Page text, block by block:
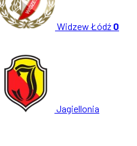
Widzew Łódź 0
Jagiellonia